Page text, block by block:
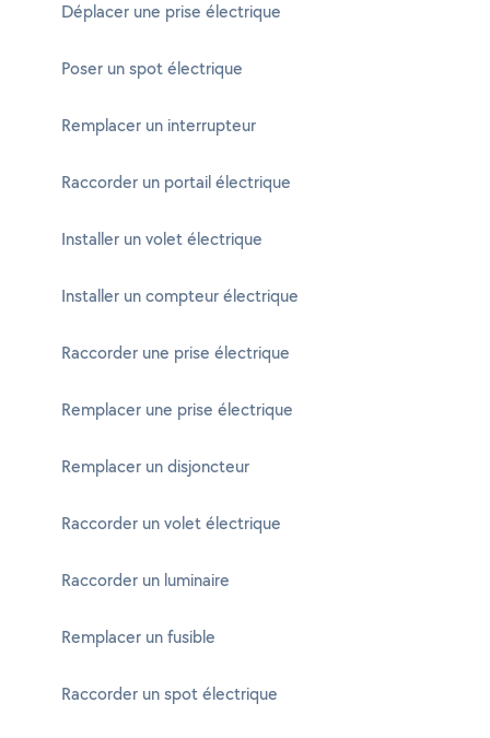
Déplacer une prise électrique
Poser un spot électrique
Remplacer un interrupteur
Raccorder un portail électrique
Installer un volet électrique
Installer un compteur électrique
Raccorder une prise électrique
Remplacer une prise électrique
Remplacer un disjoncteur
Raccorder un volet électrique
Raccorder un luminaire
Remplacer un fusible
Raccorder un spot électrique